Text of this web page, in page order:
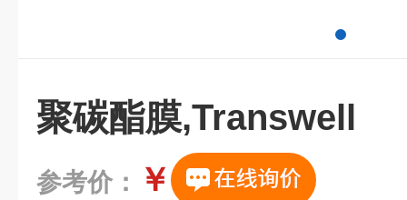
聚碳酯膜,Transwell
参考价： ￥